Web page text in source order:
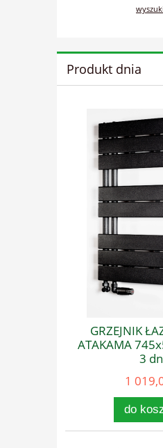
Produkt dnia
GRZEJNIK
ATAKAMA
3
1
do